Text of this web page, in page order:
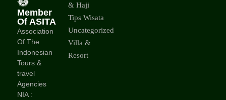
Member
Of ASITA
Association
Of The
Indonesian
Tours &
travel
Agencies
NIA :
& Haji
Tips Wisata
Uncategorized
Villa &
Resort